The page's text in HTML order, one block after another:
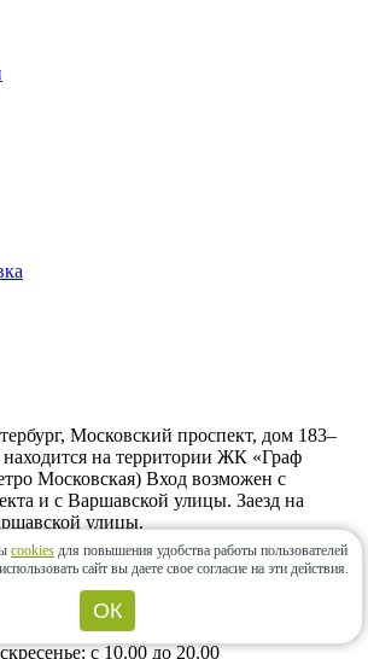
Московский проспект, дом 183–
на территории ЖК «Граф
Московская) Вход возможен с
и с Варшавской улицы. Заезд на
улицы.
с 10.00 до 20.00
cookies для повышения удобства работы пользователей
сайт вы даете свое согласие на эти действия.
ОК